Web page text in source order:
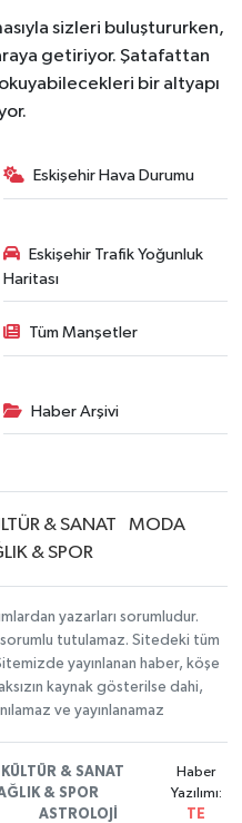
sizleri buluştururken,
getiriyor. Şatafattan
bir altyapı
Eskişehir Hava Durumu
Eskişehir Trafik Yoğunluk
Haritası
Tüm Manşetler
Haber Arşivi
& SANAT
MODA
& SPOR
yazarları sorumludur.
tutulamaz. Sitedeki tüm
yayınlanan haber, köşe
kaynak gösterilse dahi,
ve yayınlanamaz
KÜLTÜR & SANAT
& SPOR
ASTROLOJİ
Haber
Yazılımı:
TE